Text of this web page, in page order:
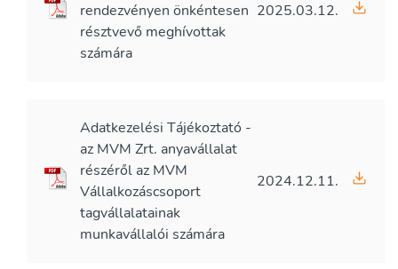
rendezvényen önkéntesen
résztvevő meghívottak
számára
2025.03.12.
Adatkezelési Tájékoztató -
az MVM Zrt. anyavállalat
részéről az MVM
Vállalkozáscsoport
tagvállalatainak
munkavállalói számára
2024.12.11.